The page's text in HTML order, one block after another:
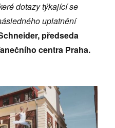
dotazy týkající se
uplatnění
předseda
centra Praha.